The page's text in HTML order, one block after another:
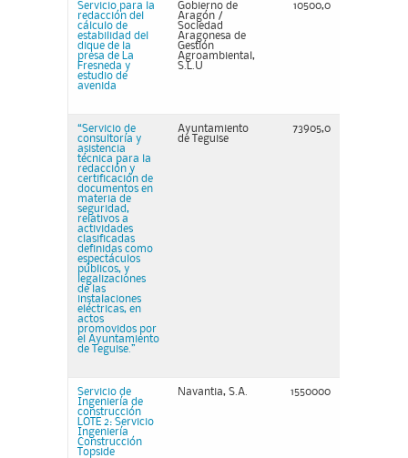
Servicio para la
redacción del
cálculo de
estabilidad del
dique de la
presa de La
Fresneda y
estudio de
avenida
Gobierno de
Aragón /
Sociedad
Aragonesa de
Gestión
Agroambiental,
S.L.U
10500,0
“Servicio de
consultoría y
asistencia
técnica para la
redacción y
certificación de
documentos en
materia de
seguridad,
relativos a
actividades
clasificadas
definidas como
espectáculos
públicos, y
legalizaciones
de las
instalaciones
eléctricas, en
actos
promovidos por
el Ayuntamiento
de Teguise.”
Ayuntamiento
de Teguise
73905,0
Servicio de
Ingeniería de
construcción
LOTE 2: Servicio
Ingeniería
Construcción
Topside
Navantia, S.A. 1550000